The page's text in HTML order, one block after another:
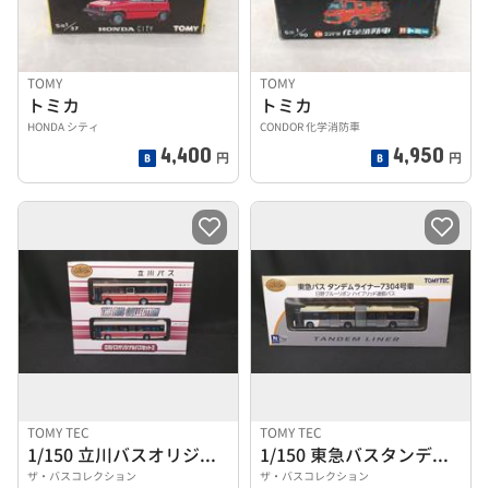
TOMY
トミカ
HONDA シティ
4,400 円
TOMY
トミカ
CONDOR 化学消防車
4,950 円
TOMY TEC
1/150 立川バスオリジナルバスセットII
ザ・バスコレクション
TOMY TEC
1/150 東急バスタンデムライナー7304号車
ザ・バスコレクション